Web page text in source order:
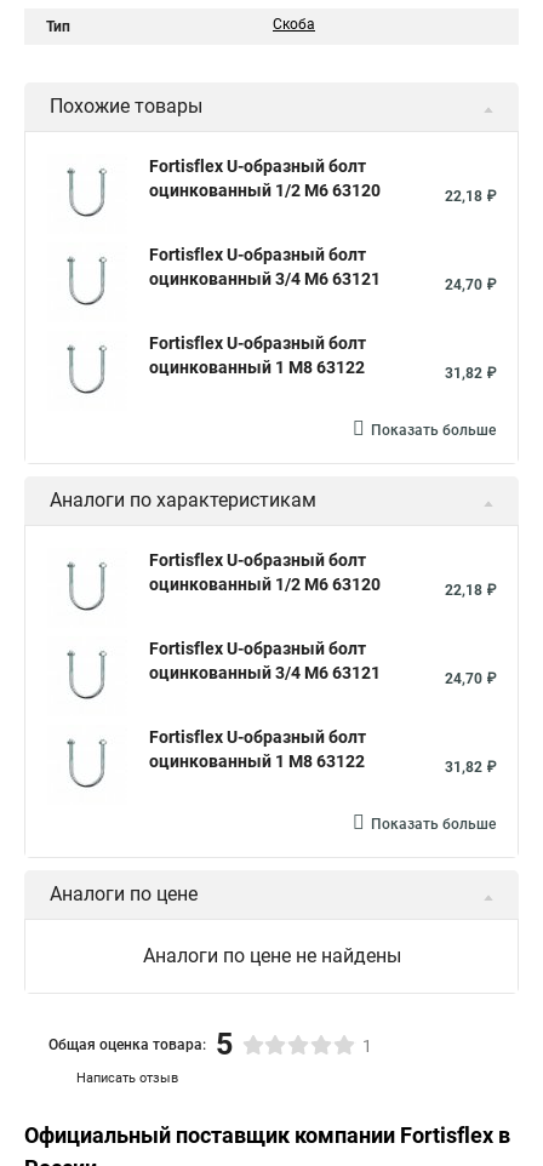
Тип Скоба
Похожие товары
Fortisflex U-образный болт
оцинкованный 1/2 М6 63120
22,18 ₽
Fortisflex U-образный болт
оцинкованный 3/4 М6 63121
24,70 ₽
Fortisflex U-образный болт
оцинкованный 1 М8 63122
31,82 ₽
Показать больше
Аналоги по характеристикам
Fortisflex U-образный болт
оцинкованный 1/2 М6 63120
22,18 ₽
Fortisflex U-образный болт
оцинкованный 3/4 М6 63121
24,70 ₽
Fortisflex U-образный болт
оцинкованный 1 М8 63122
31,82 ₽
Показать больше
Аналоги по цене
Аналоги по цене не найдены
Написать отзыв
Общая оценка товара: 5 1
Официальный поставщик компании Fortisflex в